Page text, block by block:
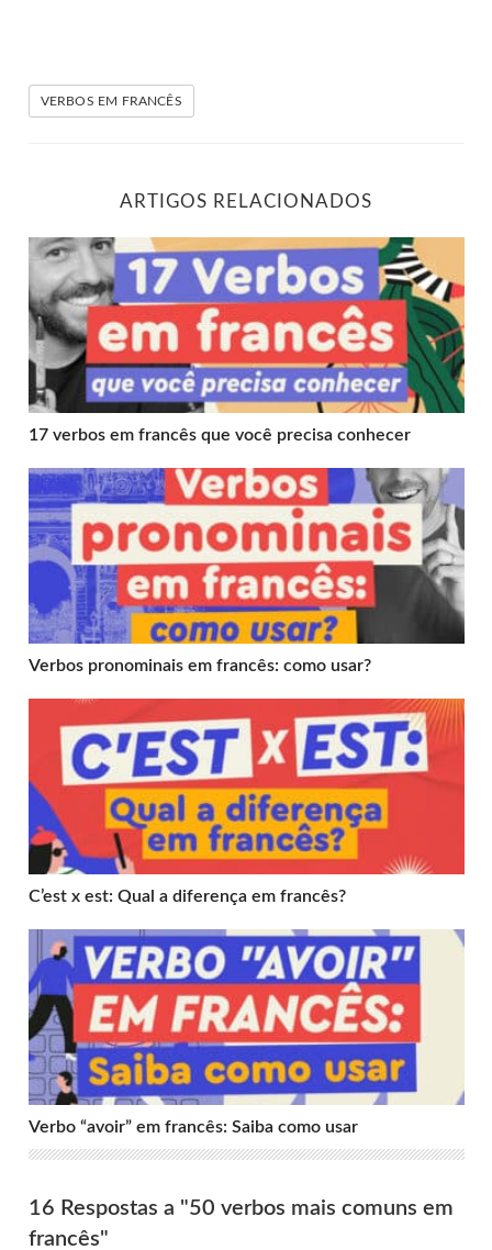
VERBOS EM FRANCÊS
ARTIGOS RELACIONADOS
17 verbos em francês que você precisa conhecer
17 verbos em francês que você precisa conhecer
Verbos pronominais em francês: como usar?
Verbos pronominais em francês: como usar?
C’est x est: Qual a diferença em francês?
C’est x est: Qual a diferença em francês?
Verbo “avoir” em francês: Saiba como usar
Verbo “avoir” em francês: Saiba como usar
16 Respostas a "50 verbos mais comuns em
francês"